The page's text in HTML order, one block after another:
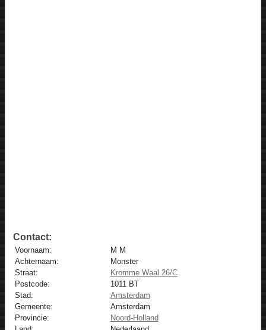
Contact:
Voornaam:
M M
Achternaam:
Monster
Straat:
Kromme Waal 26/C
Postcode:
1011 BT
Stad:
Amsterdam
Gemeente:
Amsterdam
Provincie:
Noord-Holland